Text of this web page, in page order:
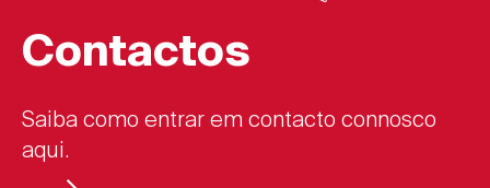
Contactos
Saiba como entrar em contacto connosco
aqui.